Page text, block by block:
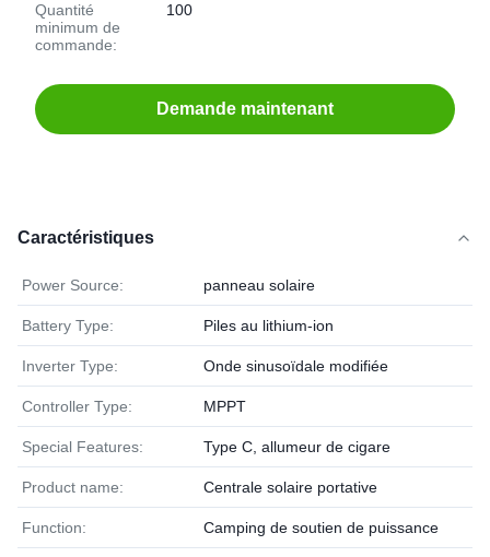
Quantité
minimum de
commande:
100
Demande maintenant
Caractéristiques
Power Source: panneau solaire
Battery Type: Piles au lithium-ion
Inverter Type: Onde sinusoïdale modifiée
Controller Type: MPPT
Special Features: Type C, allumeur de cigare
Product name: Centrale solaire portative
Function: Camping de soutien de puissance